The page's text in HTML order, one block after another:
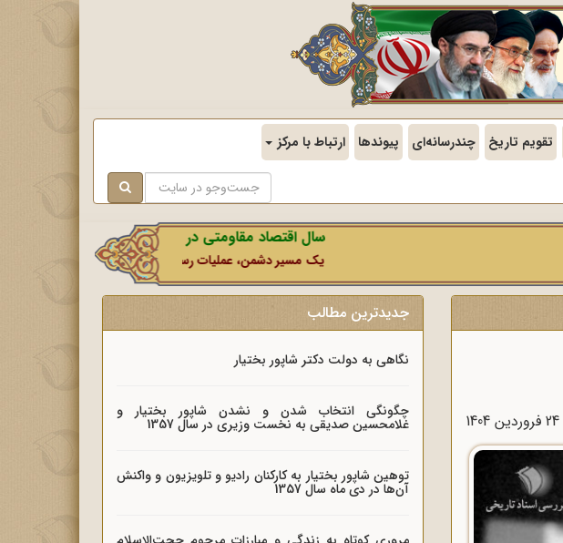
تقویم تاریخ چندرسانه‌ای پیوندها ارتباط با مرکز
سال اقتصاد مقاومتی در سایه وحدت ملی و امنیت ملی.
یک مسیر دشمن، عملیات رسانه‌ای او است که در این ایام بطور
جدیدترین مطالب
نگاهی به دولت دکتر شاپور بختیار
چگونگی انتخاب شدن و نشدن شاپور بختیار و
غلامحسین صدیقی به نخست وزیری در سال 1357
توهین شاپور بختیار به کارکنان رادیو و تلویزیون و واکنش
آن‌ها در دی ماه سال 1357